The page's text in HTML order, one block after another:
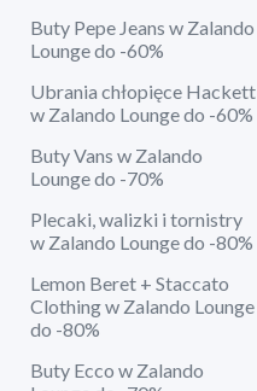
Buty Pepe Jeans w Zalando
Lounge do -60%
Ubrania chłopięce Hackett
w Zalando Lounge do -60%
Buty Vans w Zalando
Lounge do -70%
Plecaki, walizki i tornistry
w Zalando Lounge do -80%
Lemon Beret + Staccato
Clothing w Zalando Lounge
do -80%
Buty Ecco w Zalando